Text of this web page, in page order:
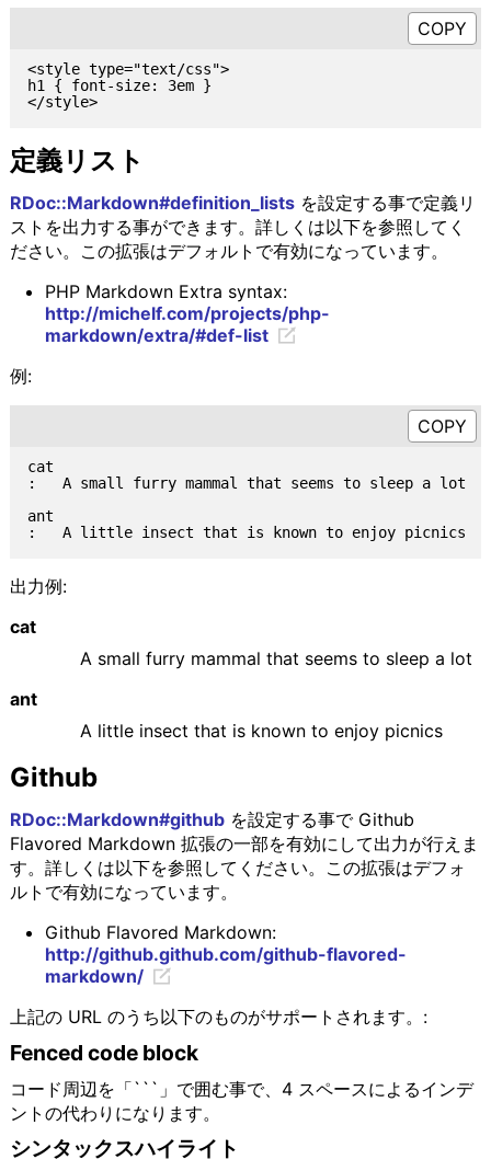
<style type="text/css">
h1 { font-size: 3em }
</style>
定義リスト
RDoc::Markdown#definition_listsを設定する事で定義リ
ストを出力する事ができます。詳しくは以下を参照してく
ださい。この拡張はデフォルトで有効になっています。
PHP Markdown Extra syntax:
http://michelf.com/projects/php-
markdown/extra/#def-list
例:
cat
:   A small furry mammal that seems to sleep a lot
ant
出力例:
cat
A small furry mammal that seems to sleep a lot
ant
A little insect that is known to enjoy picnics
Github
RDoc::Markdown#githubを設定する事で Github
Flavored Markdown 拡張の一部を有効にして出力が行えま
す。詳しくは以下を参照してください。この拡張はデフォ
ルトで有効になっています。
Github Flavored Markdown:
http://github.github.com/github-flavored-
markdown/
上記の URL のうち以下のものがサポートされます。:
Fenced code block
コード周辺を「```」で囲む事で、4 スペースによるインデ
ントの代わりになります。
シンタックスハイライト